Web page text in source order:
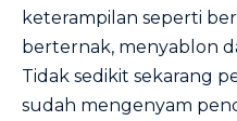
keterampilan seperti
berternak, menyablon
Tidak sedikit sekarang
sudah mengenyam